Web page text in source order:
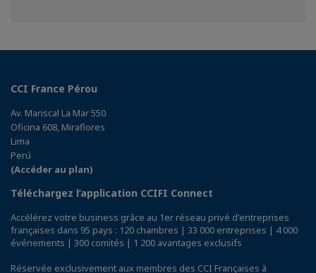
CCI France Pérou
Av. Mariscal La Mar 550
Oficina 608, Miraflores
Lima
Perú
(Accéder au plan)
Téléchargez l’application CCIFI Connect
Accélérez votre business grâce au 1er réseau privé d'entreprises
françaises dans 95 pays : 120 chambres | 33 000 entreprises | 4 000
événements | 300 comités | 1 200 avantages exclusifs
Réservée exclusivement aux membres des CCI Françaises à